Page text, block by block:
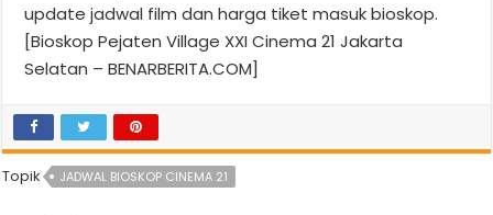
update jadwal film dan harga tiket masuk bioskop.
[Bioskop Pejaten Village XXI Cinema 21 Jakarta
Selatan – BENARBERITA.COM]
Topik JADWAL BIOSKOP CINEMA 21